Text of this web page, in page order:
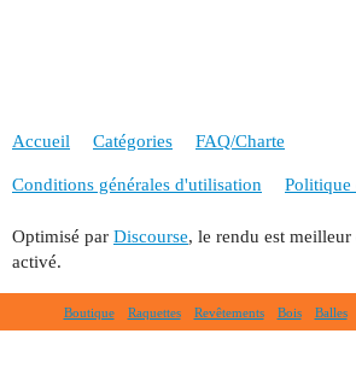
Accueil Catégories FAQ/Charte
Conditions générales d'utilisation Politique
Optimisé par Discourse, le rendu est
activé.
Boutique Raquettes Revêtements Bois Balles